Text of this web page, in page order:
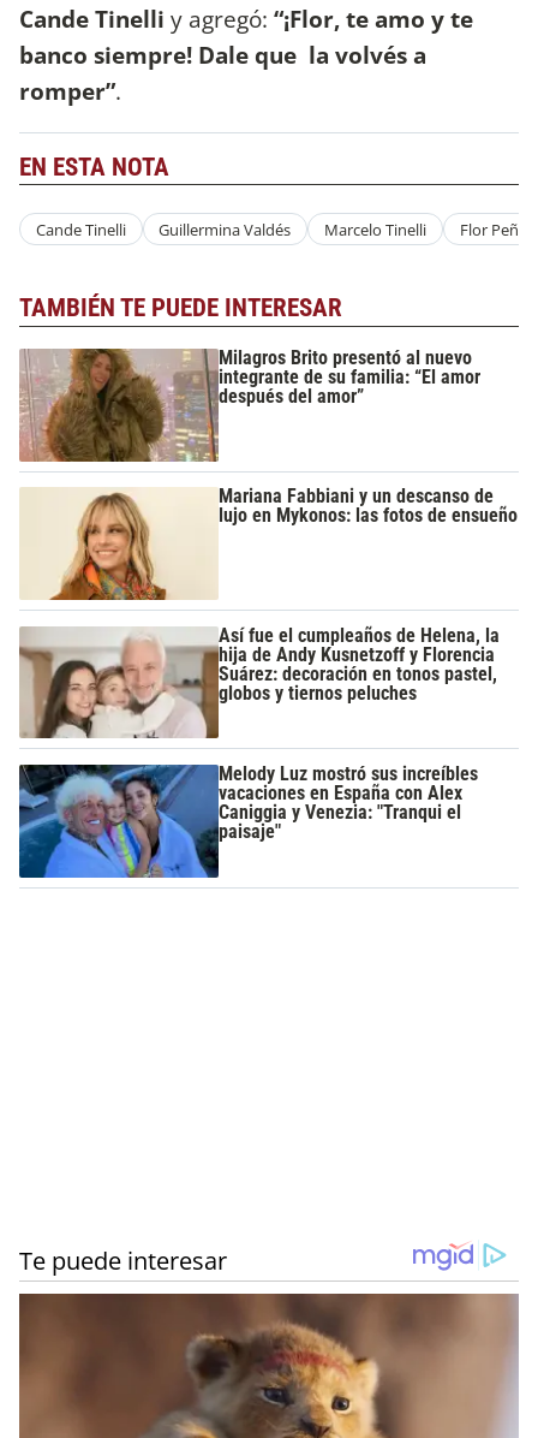
Cande Tinelli y agregó: “¡Flor, te amo y te
banco siempre! Dale que la volvés a
romper”.
EN ESTA NOTA
Cande Tinelli Guillermina Valdés Marcelo Tinelli Flor Peña
TAMBIÉN TE PUEDE INTERESAR
Milagros Brito presentó al nuevo
integrante de su familia: “El amor
después del amor”
Mariana Fabbiani y un descanso de
lujo en Mykonos: las fotos de ensueño
Así fue el cumpleaños de Helena, la
hija de Andy Kusnetzoff y Florencia
Suárez: decoración en tonos pastel,
globos y tiernos peluches
Melody Luz mostró sus increíbles
vacaciones en España con Alex
Caniggia y Venezia: "Tranqui el
paisaje"